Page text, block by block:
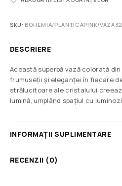
SKU: BOHEMIA/PLANTICAPINK/VAZA32
DESCRIERE
Această superbă vază colorată
frumuseții și eleganței în fiecare
strălucitoare ale cristalului
lumină, umplând spațiul cu
INFORMAȚII SUPLIMENTARE
RECENZII (0)